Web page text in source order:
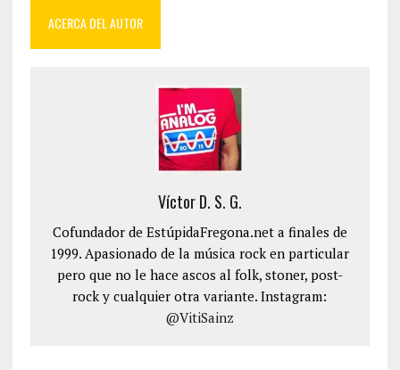
ACERCA DEL AUTOR
Víctor D. S. G.
Cofundador de EstúpidaFregona.net a finales de
1999. Apasionado de la música rock en particular
pero que no le hace ascos al folk, stoner, post-
rock y cualquier otra variante. Instagram:
@VitiSainz